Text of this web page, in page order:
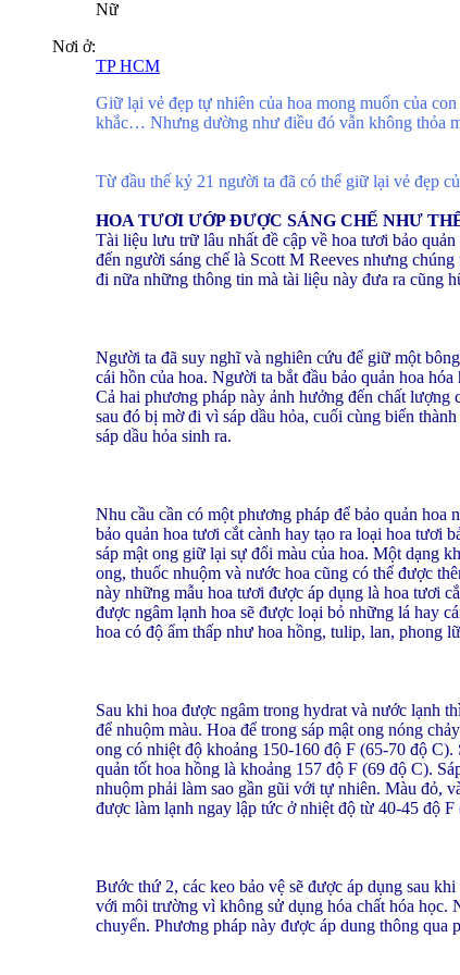
Nữ
Nơi ở:
TP HCM
Giữ lại vẻ đẹp tự nhiên của hoa mong muốn của
khắc… Nhưng dường như điều đó vẫn không thỏa
Từ đầu thế kỷ 21 người ta đã có thể giữ lại vẻ đẹp
HOA TƯƠI ƯỚP ĐƯỢC SÁNG CHẾ NHƯ
Tài liệu lưu trữ lâu nhất đề cập về hoa tươi bảo
đến người sáng chế là Scott M Reeves nhưng
đi nữa những thông tin mà tài liệu này đưa ra cũng
Người ta đã suy nghĩ và nghiên cứu để giữ một
cái hồn của hoa. Người ta bắt đầu bảo quản hoa hóa
Cả hai phương pháp này ảnh hưởng đến chất lượng
sau đó bị mờ đi vì sáp dầu hỏa, cuối cùng biến
sáp dầu hỏa sinh ra.
Nhu cầu cần có một phương pháp để bảo quản
bảo quản hoa tươi cắt cành hay tạo ra loại hoa tươi
sáp mật ong giữ lại sự đổi màu của hoa. Một dạng
ong, thuốc nhuộm và nước hoa cũng có thể được
này những mẫu hoa tươi được áp dụng là hoa tươi
được ngâm lạnh hoa sẽ được loại bỏ những lá hay
hoa có độ ẩm thấp như hoa hồng, tulip, lan, phong
Sau khi hoa được ngâm trong hydrat và nước lạnh
để nhuộm màu. Hoa để trong sáp mật ong nóng
ong có nhiệt độ khoảng 150-160 độ F (65-70 độ
quản tốt hoa hồng là khoảng 157 độ F (69 độ C).
nhuộm phải làm sao gần gũi với tự nhiên. Màu đỏ,
được làm lạnh ngay lập tức ở nhiệt độ từ 40-45 độ
Bước thứ 2, các keo bảo vệ sẽ được áp dụng sau
với môi trường vì không sử dụng hóa chất hóa học.
chuyển. Phương pháp này được áp dung thông qua